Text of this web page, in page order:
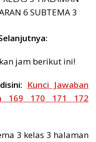
jam berikut ini!
Kunci Jawaban
169 170 171 172
3 kelas 3 halaman